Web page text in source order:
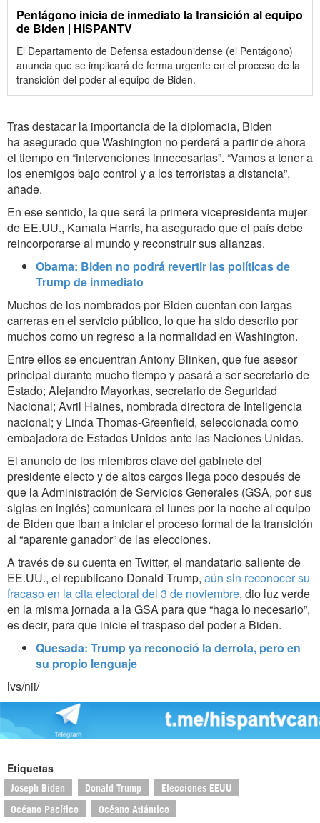
Pentágono inicia de inmediato la transición al equipo
de Biden | HISPANTV
El Departamento de Defensa estadounidense (el Pentágono)
anuncia que se implicará de forma urgente en el proceso de la
transición del poder al equipo de Biden.
Tras destacar la importancia de la diplomacia, Biden
ha asegurado que Washington no perderá a partir de ahora
el tiempo en “intervenciones innecesarias”. “Vamos a tener a
los enemigos bajo control y a los terroristas a distancia”,
añade.
En ese sentido, la que será la primera vicepresidenta mujer
de EE.UU., Kamala Harris, ha asegurado que el país debe
reincorporarse al mundo y reconstruir sus alianzas.
Obama: Biden no podrá revertir las políticas de
Trump de inmediato
Muchos de los nombrados por Biden cuentan con largas
carreras en el servicio público, lo que ha sido descrito por
muchos como un regreso a la normalidad en Washington.
Entre ellos se encuentran Antony Blinken, que fue asesor
principal durante mucho tiempo y pasará a ser secretario de
Estado; Alejandro Mayorkas, secretario de Seguridad
Nacional; Avril Haines, nombrada directora de Inteligencia
nacional; y Linda Thomas-Greenfield, seleccionada como
embajadora de Estados Unidos ante las Naciones Unidas.
El anuncio de los miembros clave del gabinete del
presidente electo y de altos cargos llega poco después de
que laAdministración de Servicios Generales (GSA, por sus
siglas en inglés) comunicara el lunes por la noche al equipo
de Biden que iban a iniciar el proceso formal de la transición
al “aparente ganador” de las elecciones.
A través de su cuenta en Twitter, el mandatario saliente de
EE.UU., el republicano Donald Trump, aún sin reconocer su
fracaso en la cita electoral del 3 de noviembre, dio luz verde
en la misma jornada a la GSA para que “haga lo necesario”,
es decir, para que inicie el traspaso del poder a Biden.
Quesada: Trump ya reconoció la derrota, pero en
su propio lenguaje
lvs/nii/
Etiquetas
Joseph Biden Donald Trump Elecciones EEUU
Océano Pacífico Océano Atlántico